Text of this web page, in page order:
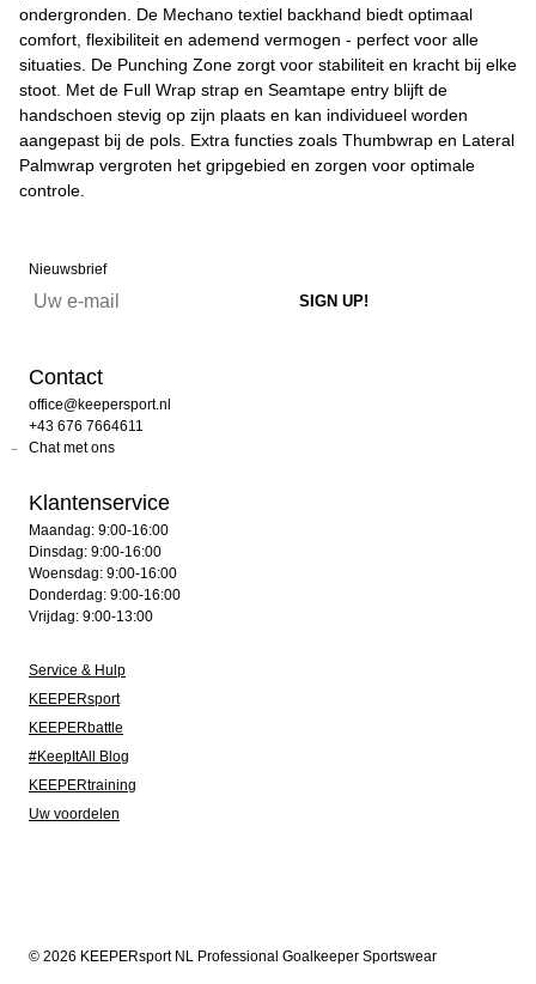
ondergronden. De Mechano textiel backhand biedt optimaal
comfort, flexibiliteit en ademend vermogen - perfect voor alle
situaties. De Punching Zone zorgt voor stabiliteit en kracht bij elke
stoot. Met de Full Wrap strap en Seamtape entry blijft de
handschoen stevig op zijn plaats en kan individueel worden
aangepast bij de pols. Extra functies zoals Thumbwrap en Lateral
Palmwrap vergroten het gripgebied en zorgen voor optimale
controle.
Nieuwsbrief
Contact
office@keepersport.nl
+43 676 7664611
Chat met ons
Klantenservice
Maandag: 9:00-16:00
Dinsdag: 9:00-16:00
Woensdag: 9:00-16:00
Donderdag: 9:00-16:00
Vrijdag: 9:00-13:00
Service & Hulp
KEEPERsport
KEEPERbattle
#KeepItAll Blog
KEEPERtraining
Uw voordelen
© 2026 KEEPERsport NL Professional Goalkeeper Sportswear